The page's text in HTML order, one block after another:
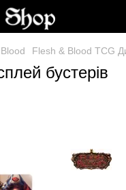
Flesh & Blood TCG
бустерів